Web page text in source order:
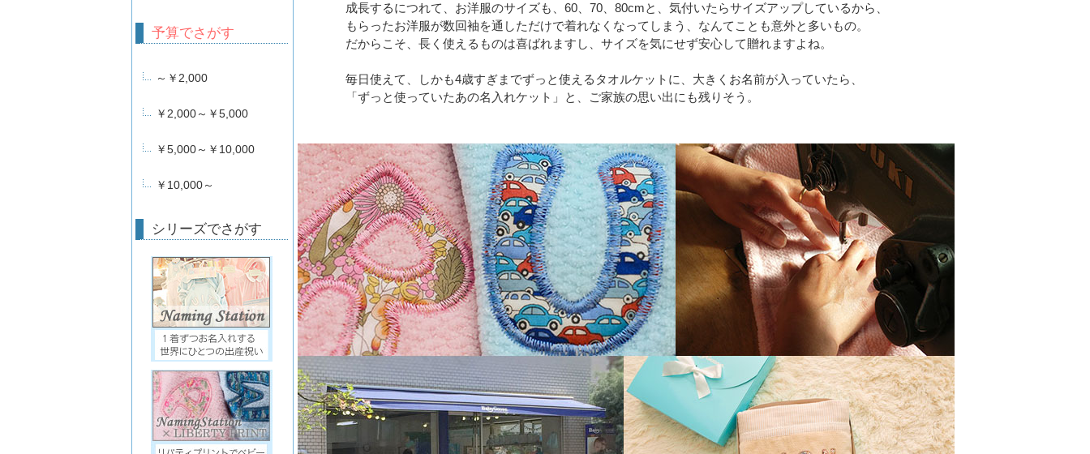
予算でさがす
～￥2,000
￥2,000～￥5,000
￥5,000～￥10,000
￥10,000～
シリーズでさがす
成長するにつれて、お洋服のサイズも、60、70、80cmと、気付いたらサイズアップしているから、
もらったお洋服が数回袖を通しただけで着れなくなってしまう、なんてことも意外と多いもの。
だからこそ、長く使えるものは喜ばれますし、サイズを気にせず安心して贈れますよね。
毎日使えて、しかも4歳すぎまでずっと使えるタオルケットに、大きくお名前が入っていたら、
「ずっと使っていたあの名入れケット」と、ご家族の思い出にも残りそう。